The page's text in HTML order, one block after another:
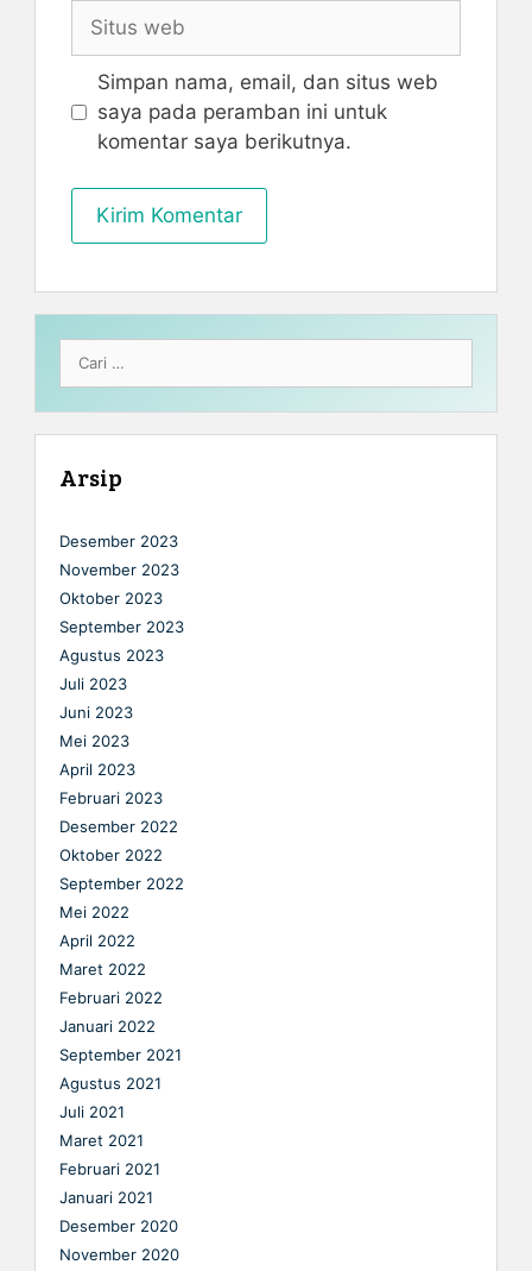
Situs
web
Simpan nama, email, dan situs web
saya pada peramban ini untuk
komentar saya berikutnya.
untuk:
Arsip
Desember 2023
November 2023
Oktober 2023
September 2023
Agustus 2023
Juli 2023
Juni 2023
Mei 2023
April 2023
Februari 2023
Desember 2022
Oktober 2022
September 2022
Mei 2022
April 2022
Maret 2022
Februari 2022
Januari 2022
September 2021
Agustus 2021
Juli 2021
Maret 2021
Februari 2021
Januari 2021
Desember 2020
November 2020